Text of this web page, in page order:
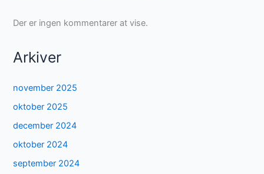
Der er ingen kommentarer at vise.
Arkiver
november 2025
oktober 2025
december 2024
oktober 2024
september 2024